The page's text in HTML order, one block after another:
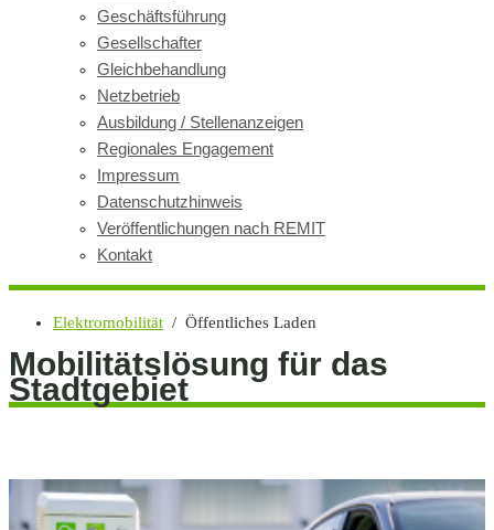
Geschäftsführung
Gesellschafter
Gleichbehandlung
Netzbetrieb
Ausbildung / Stellenanzeigen
Regionales Engagement
Impressum
Datenschutzhinweis
Veröffentlichungen nach REMIT
Kontakt
Elektromobilität / Öffentliches Laden
Mobilitätslösung für das
Stadtgebiet